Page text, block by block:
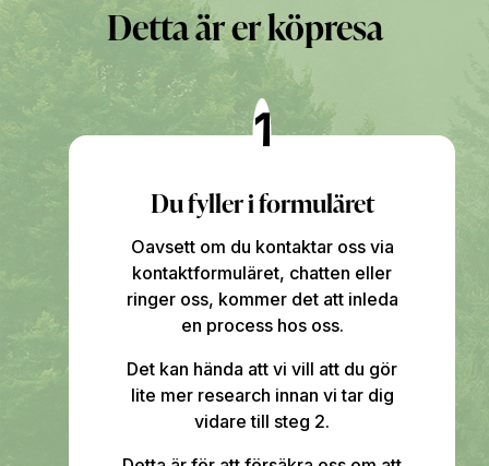
Detta är er köpresa
1
Du fyller i formuläret
Oavsett om du kontaktar oss via
kontaktformuläret, chatten eller
ringer oss, kommer det att inleda
en process hos oss.
Det kan hända att vi vill att du gör
lite mer research innan vi tar dig
vidare till steg 2.